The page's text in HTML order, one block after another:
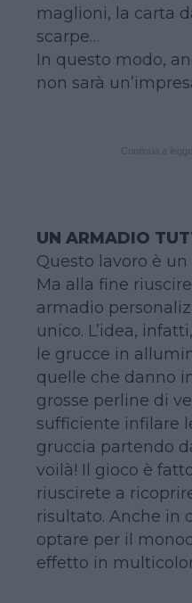
maglioni, la carta
scarpe…
In questo modo,
non sarà
UN ARMADIO
Questo lavoro è un
Ma alla fine
armadio
unico. L’idea,
le grucce in
quelle che danno
grosse perline di
sufficiente infilare
gruccia partendo
voilà! Il gioco è
riuscirete a
risultato. Anche in
optare per il
effetto in